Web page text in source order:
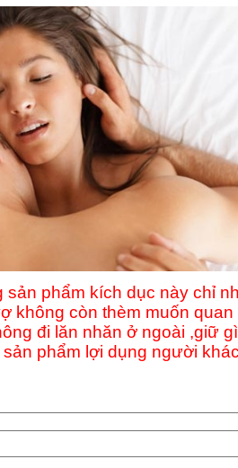
sản phẩm kích dục này chỉ
không còn thèm muốn
đi lăn nhăn ở ngoài ,giữ
phẩm lợi dụng người